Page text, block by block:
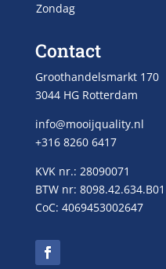
Zondag
Contact
Groothandelsmarkt 170
3044 HG Rotterdam
info@mooijquality.nl
+316 8260 6417
KVK nr.: 28090071
BTW nr: 8098.42.634.B01
CoC: 4069453002647